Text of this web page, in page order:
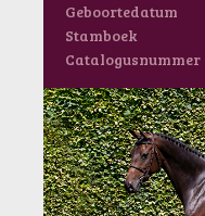
Geboortedatum
Stamboek
Catalogusnummer